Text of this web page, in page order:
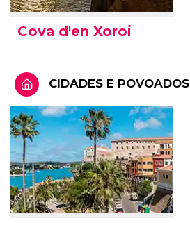
Cova d'en Xoroi
CIDADES E POVOADOS